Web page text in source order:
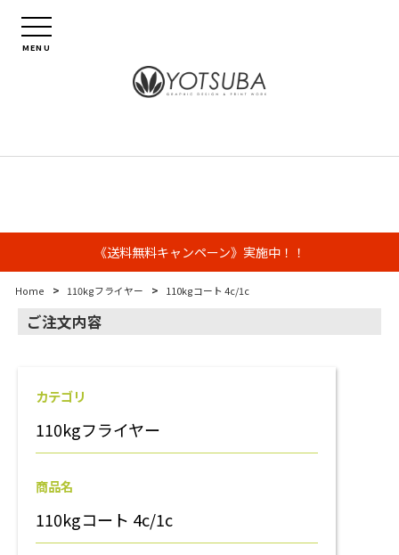
MENU
《送料無料キャンペーン》実施中！！
Home > 110kgフライヤー > 110kgコート 4c/1c
ご注文内容
カテゴリ
110kgフライヤー
商品名
110kgコート 4c/1c